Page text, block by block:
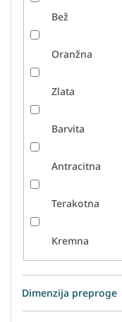
Bež
Oranžna
Zlata
Barvita
Antracitna
Terakotna
Kremna
Dimenzija preproge